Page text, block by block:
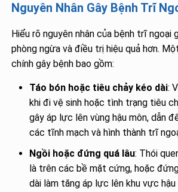
Nguyên Nhân Gây Bệnh Trĩ
Hiểu rõ nguyên nhân của bệnh trĩ ngoại
phòng ngừa và điều trị hiệu quả hơn.
chính gây bệnh bao gồm:
Táo bón hoặc tiêu chảy kéo dài:
khi đi vệ sinh hoặc tình trạng tiêu
gây áp lực lên vùng hậu môn, dẫn
các tĩnh mạch và hình thành trĩ
Ngồi hoặc đứng quá lâu: Thói
là trên các bề mặt cứng, hoặc
dài làm tăng áp lực lên khu vực